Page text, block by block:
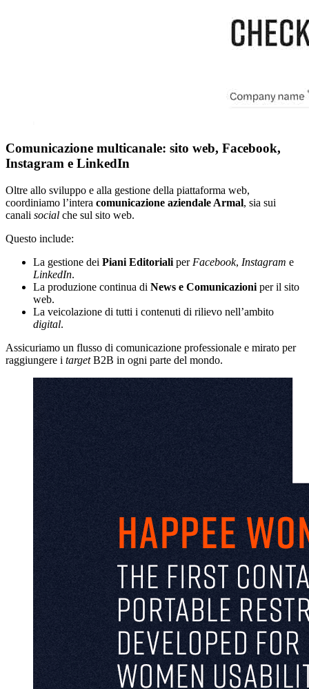
Comunicazione multicanale: sito web, Facebook,
Instagram e LinkedIn
Oltre allo sviluppo e alla gestione della piattaforma web,
coordiniamo l’intera comunicazione aziendale Armal, sia sui
canali social che sul sito web.
Questo include:
La gestione dei Piani Editoriali per Facebook, Instagram e
LinkedIn.
La produzione continua di News e Comunicazioni per il sito
web.
La veicolazione di tutti i contenuti di rilievo nell’ambito
digital.
Assicuriamo un flusso di comunicazione professionale e mirato per
raggiungere i targetB2B in ogni parte del mondo.